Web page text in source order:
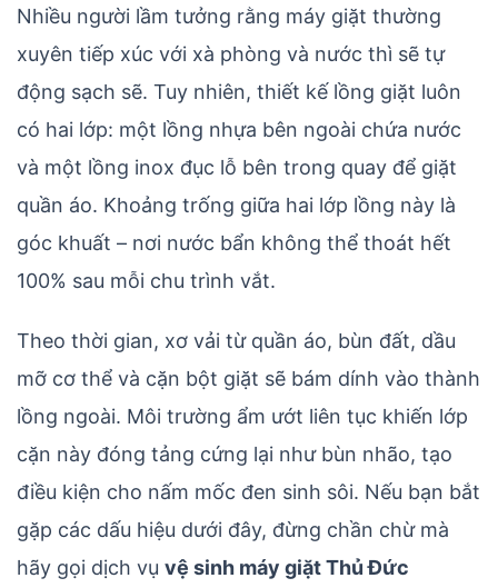
Nhiều người lầm tưởng rằng máy giặt thường
xuyên tiếp xúc với xà phòng và nước thì sẽ tự
động sạch sẽ. Tuy nhiên, thiết kế lồng giặt luôn
có hai lớp: một lồng nhựa bên ngoài chứa nước
và một lồng inox đục lỗ bên trong quay để giặt
quần áo. Khoảng trống giữa hai lớp lồng này là
góc khuất – nơi nước bẩn không thể thoát hết
100% sau mỗi chu trình vắt.
Theo thời gian, xơ vải từ quần áo, bùn đất, dầu
mỡ cơ thể và cặn bột giặt sẽ bám dính vào thành
lồng ngoài. Môi trường ẩm ướt liên tục khiến lớp
cặn này đóng tảng cứng lại như bùn nhão, tạo
điều kiện cho nấm mốc đen sinh sôi. Nếu bạn bắt
gặp các dấu hiệu dưới đây, đừng chần chừ mà
hãy gọi dịch vụ vệ sinh máy giặt Thủ Đức